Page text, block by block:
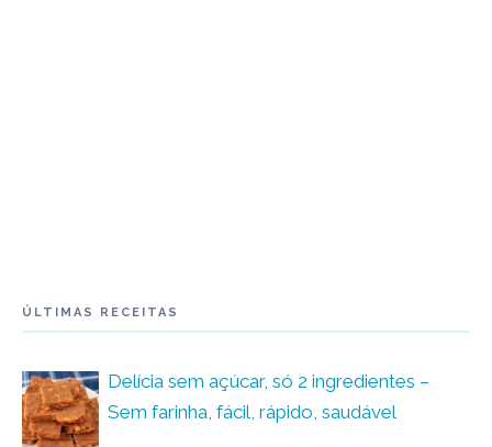
ÚLTIMAS RECEITAS
Delícia sem açúcar, só 2 ingredientes –
Sem farinha, fácil, rápido, saudável